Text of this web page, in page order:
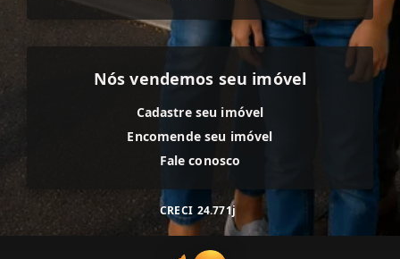
Nós vendemos seu imóvel
Cadastre seu imóvel
Encomende seu imóvel
Fale conosco
CRECI 24.771j